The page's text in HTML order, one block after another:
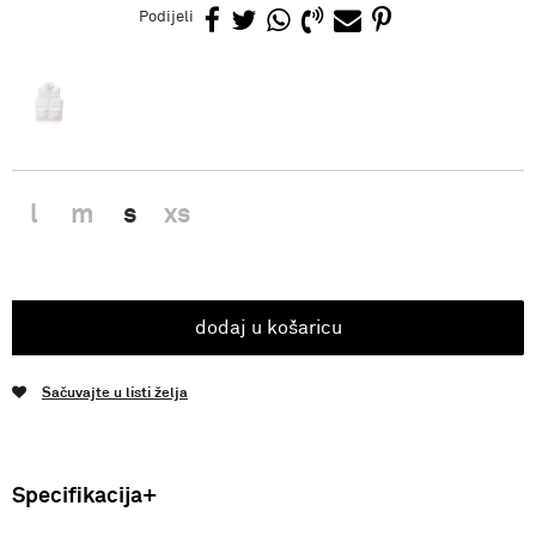
Podijeli
l m s xs
dodaj u košaricu
Sačuvajte u listi želja
Specifikacija